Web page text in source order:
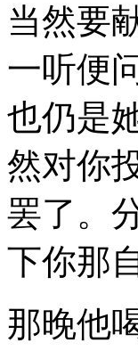
当然要
一听便
也仍是
然对你
罢了。
下你那
那晚他